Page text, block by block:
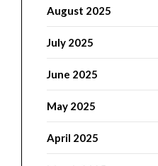
August 2025
July 2025
June 2025
May 2025
April 2025